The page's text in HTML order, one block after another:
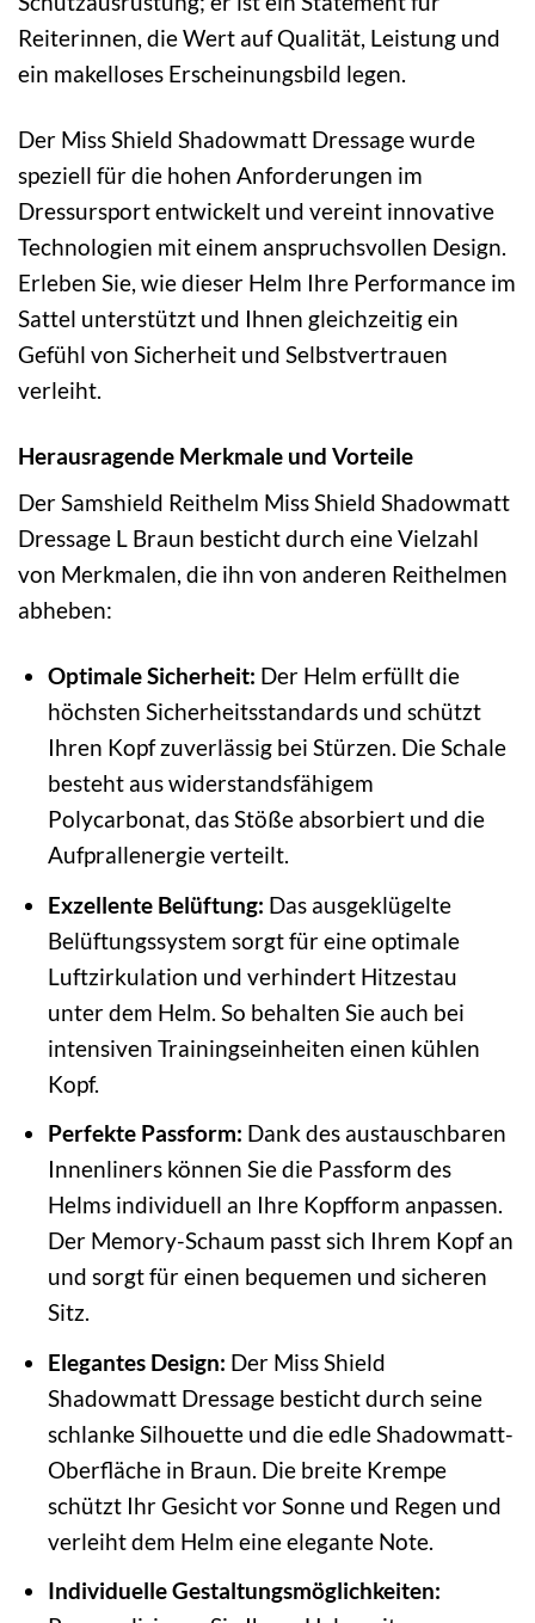
Reiterinnen, die Wert auf Qualität, Leistung und
ein makelloses Erscheinungsbild legen.
Der Miss Shield Shadowmatt Dressage wurde
speziell für die hohen Anforderungen im
Dressursport entwickelt und vereint innovative
Technologien mit einem anspruchsvollen Design.
Erleben Sie, wie dieser Helm Ihre Performance im
Sattel unterstützt und Ihnen gleichzeitig ein
Gefühl von Sicherheit und Selbstvertrauen
verleiht.
Herausragende Merkmale und Vorteile
Der Samshield Reithelm Miss Shield Shadowmatt
Dressage L Braun besticht durch eine Vielzahl
von Merkmalen, die ihn von anderen Reithelmen
abheben:
Optimale Sicherheit: Der Helm erfüllt die
höchsten Sicherheitsstandards und schützt
Ihren Kopf zuverlässig bei Stürzen. Die Schale
besteht aus widerstandsfähigem
Polycarbonat, das Stöße absorbiert und die
Aufprallenergie verteilt.
Exzellente Belüftung: Das ausgeklügelte
Belüftungssystem sorgt für eine optimale
Luftzirkulation und verhindert Hitzestau
unter dem Helm. So behalten Sie auch bei
intensiven Trainingseinheiten einen kühlen
Kopf.
Perfekte Passform: Dank des austauschbaren
Innenliners können Sie die Passform des
Helms individuell an Ihre Kopfform anpassen.
Der Memory-Schaum passt sich Ihrem Kopf an
und sorgt für einen bequemen und sicheren
Sitz.
Elegantes Design: Der Miss Shield
Shadowmatt Dressage besticht durch seine
schlanke Silhouette und die edle Shadowmatt-
Oberfläche in Braun. Die breite Krempe
schützt Ihr Gesicht vor Sonne und Regen und
verleiht dem Helm eine elegante Note.
Individuelle Gestaltungsmöglichkeiten: